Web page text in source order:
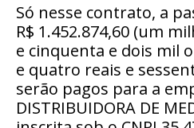
Só nesse contrato, a
R$ 1.452.874,60 (um
e cinquenta e dois mil
e quatro reais e
serão pagos para a
DISTRIBUIDORA DE